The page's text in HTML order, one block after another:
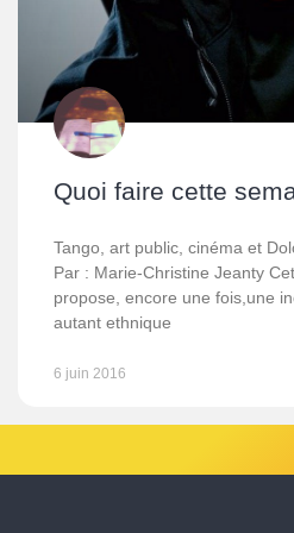
Quoi faire cette
Tango, art public, cinéma et
Par : Marie-Christine Jeanty
propose, encore une fois,une
autant ethnique
6 juin 2016